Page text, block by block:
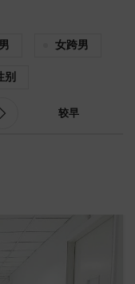
女跨男
别
较早